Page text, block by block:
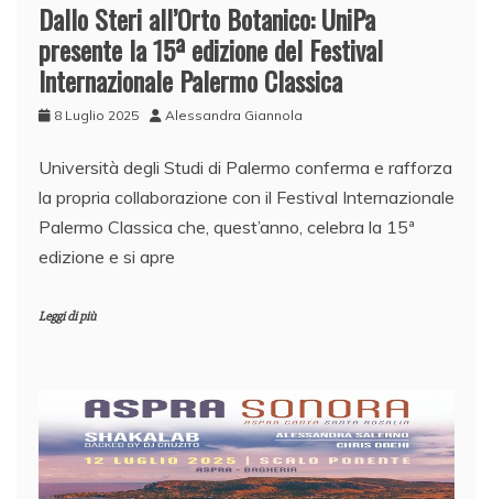
Dallo Steri all’Orto Botanico: UniPa
presente la 15ª edizione del Festival
Internazionale Palermo Classica
8 Luglio 2025 Alessandra Giannola
Università degli Studi di Palermo conferma e rafforza
la propria collaborazione con il Festival Internazionale
Palermo Classica che, quest’anno, celebra la 15ª
edizione e si apre
Leggi di più